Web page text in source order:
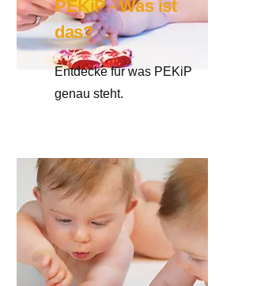
PEKiP - Was ist
das?
Entdecke für was PEKiP
genau steht.